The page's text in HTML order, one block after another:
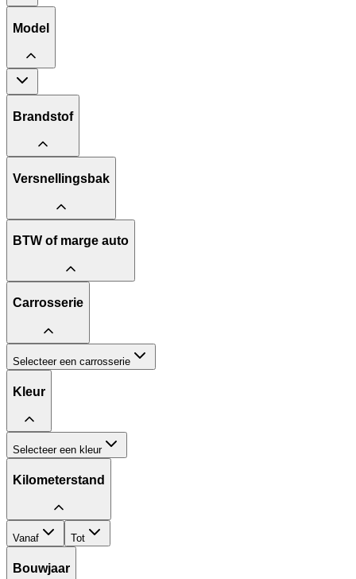
Model
Brandstof
Versnellingsbak
BTW of marge auto
Carrosserie
Selecteer een carrosserie
Kleur
Selecteer een kleur
Kilometerstand
Vanaf Tot
Bouwjaar